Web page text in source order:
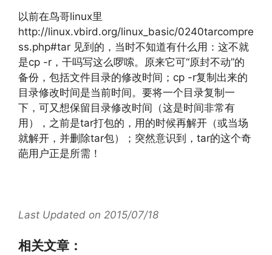
以前在鸟哥linux里
http://linux.vbird.org/linux_basic/0240tarcompre
ss.php#tar 见到的，当时不知道有什么用：这不就
是cp -r，干吗写这么啰嗦。原来它可“原封不动”的
备份，包括文件目录的修改时间；cp -r复制出来的
目录修改时间是当前时间。要将一个目录复制一
下，可又想保留目录修改时间（这是时间非常有
用），之前是tar打包的，用的时候再解开（或当场
就解开，并删除tar包）；突然意识到，tar的这个奇
葩用户正是所需！
Last Updated on 2015/07/18
相关文章：